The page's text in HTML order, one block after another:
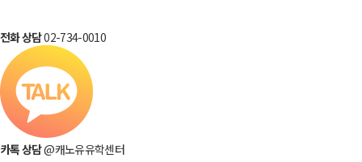
전화 상담02-734-0010
카톡 상담@캐노유유학센터